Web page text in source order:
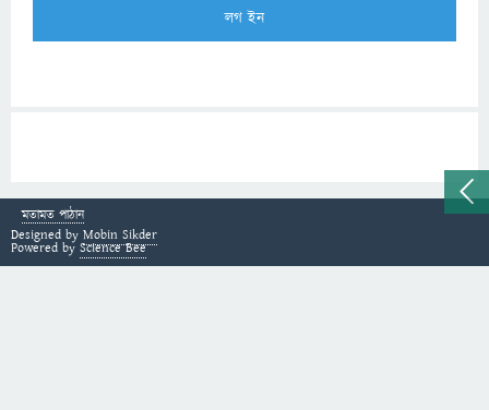
মতামত পাঠান
Designed by Mobin Sikder
Powered by Science Bee